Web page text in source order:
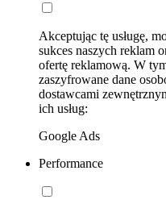
Akceptując tę usługę,
sukces naszych reklam
ofertę reklamową. W
zaszyfrowane dane
dostawcami
ich usług:
Google Ads
Performance